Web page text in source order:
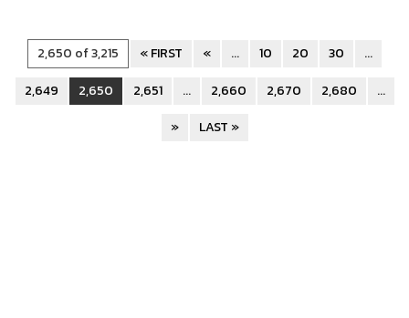
2,650 of 3,215 « FIRST « ... 10 20 30
...
2,649
2,650 2,651 ... 2,660 2,670 2,680
...
»
LAST »